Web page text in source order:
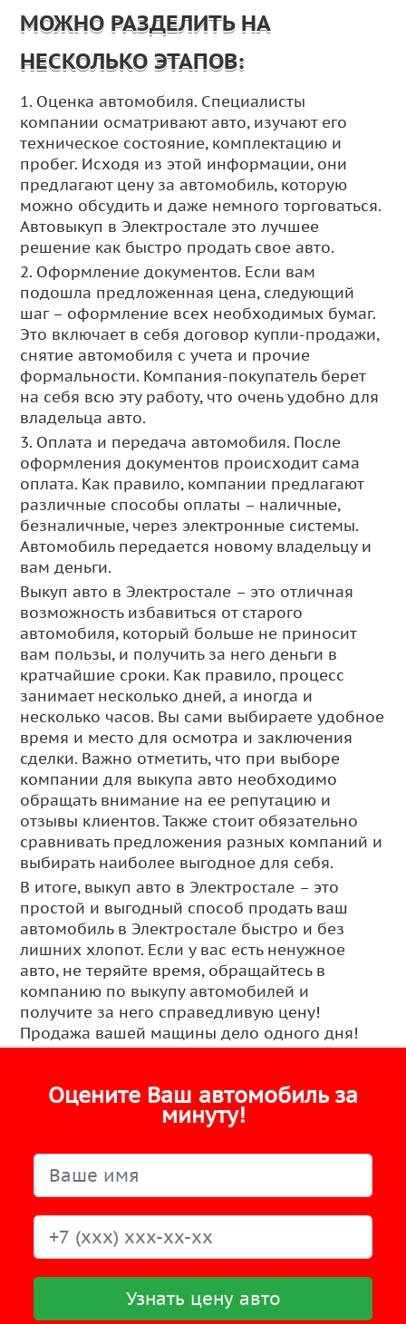
МОЖНО РАЗДЕЛИТЬ НА
НЕСКОЛЬКО ЭТАПОВ:
1. Оценка автомобиля. Специалисты
компании осматривают авто, изучают его
техническое состояние, комплектацию и
пробег. Исходя из этой информации, они
предлагают цену за автомобиль, которую
можно обсудить и даже немного торговаться.
Автовыкуп в Электростале это лучшее
решение как быстро продать свое авто.
2. Оформление документов. Если вам
подошла предложенная цена, следующий
шаг – оформление всех необходимых бумаг.
Это включает в себя договор купли-продажи,
снятие автомобиля с учета и прочие
формальности. Компания-покупатель берет
на себя всю эту работу, что очень удобно для
владельца авто.
3. Оплата и передача автомобиля. После
оформления документов происходит сама
оплата. Как правило, компании предлагают
различные способы оплаты – наличные,
безналичные, через электронные системы.
Автомобиль передается новому владельцу и
вам деньги.
Выкуп авто в Электростале – это отличная
возможность избавиться от старого
автомобиля, который больше не приносит
вам пользы, и получить за него деньги в
кратчайшие сроки. Как правило, процесс
занимает несколько дней, а иногда и
несколько часов. Вы сами выбираете удобное
время и место для осмотра и заключения
сделки. Важно отметить, что при выборе
компании для выкупа авто необходимо
обращать внимание на ее репутацию и
отзывы клиентов. Также стоит обязательно
сравнивать предложения разных компаний и
выбирать наиболее выгодное для себя.
В итоге, выкуп авто в Электростале – это
простой и выгодный способ продать ваш
автомобиль в Электростале быстро и без
лишних хлопот. Если у вас есть ненужное
авто, не теряйте время, обращайтесь в
компанию по выкупу автомобилей и
получите за него справедливую цену!
Продажа вашей мащины дело одного дня!
Оцените Ваш автомобиль за
минуту!
Узнать цену авто